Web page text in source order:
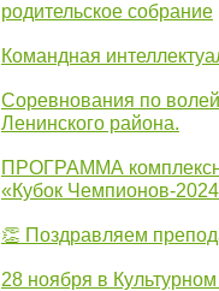
родительское собрание
Командная
Соревнования по
Ленинского района.
ПРОГРАММА
«Кубок Чемпионов-
👏 Поздравляем
28 ноября в